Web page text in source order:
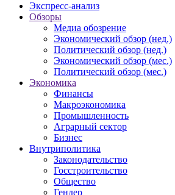
Экспресс-анализ
Обзоры
Медиа обозрение
Экономический обзор (нед.)
Политический обзор (нед.)
Экономический обзор (мес.)
Политический обзор (мес.)
Экономика
Финансы
Макроэкономика
Промышленность
Аграрный сектор
Бизнес
Внутриполитика
Законодательство
Госстроительство
Общество
Гендер